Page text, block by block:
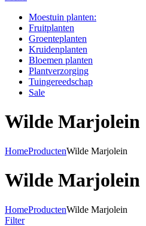
Moestuin planten:
Fruitplanten
Groenteplanten
Kruidenplanten
Bloemen planten
Plantverzorging
Tuingereedschap
Sale
Wilde Marjolein
HomeProductenWilde Marjolein
Wilde Marjolein
HomeProductenWilde Marjolein
Filter